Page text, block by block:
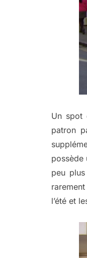
Un spot
patron
possède
peu
l’été et